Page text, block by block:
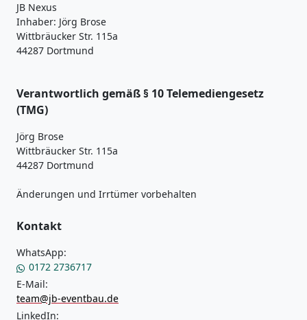
JB Nexus
Inhaber: Jörg Brose
Wittbräucker Str. 115a
44287 Dortmund
Verantwortlich gemäß § 10 Telemediengesetz
(TMG)
Jörg Brose
Wittbräucker Str. 115a
44287 Dortmund
Änderungen und Irrtümer vorbehalten
Kontakt
WhatsApp:
0172 2736717
E-Mail:
team@jb-eventbau.de
LinkedIn: